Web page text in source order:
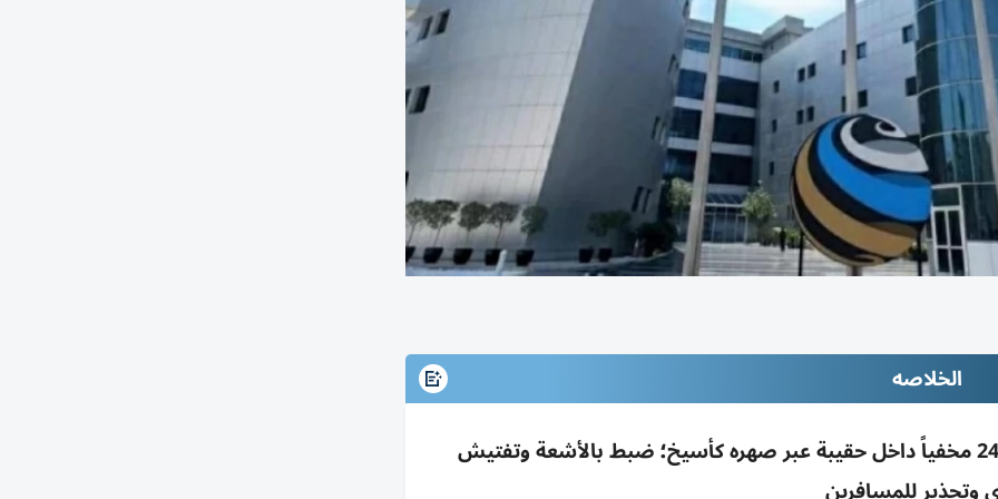
الخلاصه
جمارك دبي تحبط تهريب 460 غ ذهب خام عيار 24 مخفياً داخل حقيبة عبر صهره كأسيخ؛ ضبط بالأشعة وتفتيش